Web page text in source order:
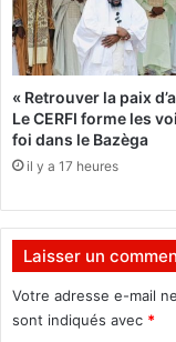
d
e
z
-
v
o
u
s
t
e
s
s
u
r
l
’
r
e
g
i
« Retrouver la paix
Le CERFI forme les
foi dans le Bazèga
il y a 17 heures
Laisser un
Votre adresse e-mail
sont indiqués avec *